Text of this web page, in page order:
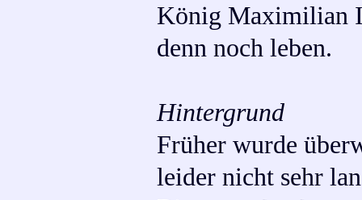
König Maximilian
denn noch leben.
Hintergrund
Früher wurde
leider nicht sehr